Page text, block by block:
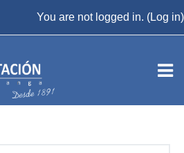
You are not logged in. (Log in)